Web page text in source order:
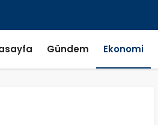
Gündem Ekonomi